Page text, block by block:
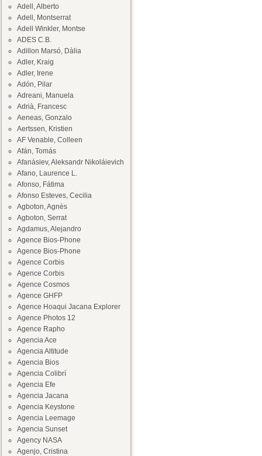
Adell, Alberto
Adell, Montserrat
Adell Winkler, Montse
ADES C.B.
Adillon Marsó, Dàlia
Adler, Kraig
Adler, Irene
Adón, Pilar
Adreani, Manuela
Adrià, Francesc
Aeneas, Gonzalo
Aertssen, Kristien
AF Venable, Colleen
Afán, Tomás
Afanásiev, Aleksandr Nikoláievich
Afano, Laurence L.
Afonso, Fátima
Afonso Esteves, Cecilia
Agboton, Agnès
Agboton, Serrat
Agdamus, Alejandro
Agence Bios-Phone
Agence Bios-Phone
Agence Corbis
Agence Corbis
Agence Cosmos
Agence GHFP
Agence Hoaqui Jacana Explorer
Agence Photos 12
Agence Rapho
Agencia Ace
Agencia Altitude
Agencia Bios
Agencia Colibrí
Agencia Efe
Agencia Jacana
Agencia Keystone
Agencia Leemage
Agencia Sunset
Agency NASA
Agenjo, Cristina